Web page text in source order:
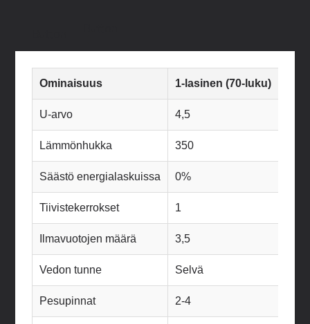
Ominaisuus 1-lasinen (70-luku)
U-arvo 4,5
Lämmönhukka 350
Säästö energialaskuissa 0%
Tiivistekerrokset 1
Ilmavuotojen määrä 3,5
Vedon tunne Selvä
Pesupinnat 2-4